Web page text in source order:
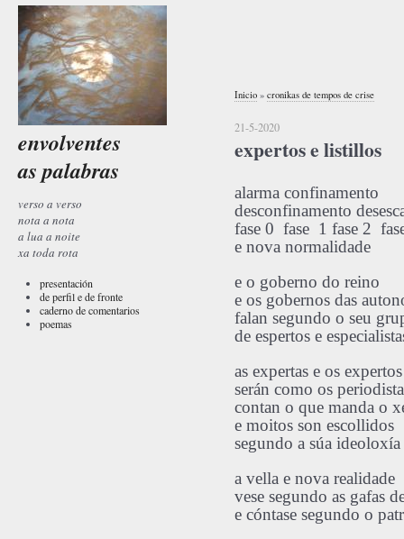
envolventes
as palabras
verso a verso
nota a nota
a lua a noite
xa toda rota
presentación
de perfil e de fronte
caderno de comentarios
poemas
Inicio » cronikas de tempos de crise
21-5-2020
expertos e listillos
alarma confinamento
desconfinamento
fase 0 fase 1 fase 2
e nova normalidade
e o goberno do reino
e os gobernos das
falan segundo o seu
de espertos e
as expertas e os expertos
serán como os
contan o que manda o
e moitos son escollidos
segundo a súa ideoloxía
a vella e nova realidade
vese segundo as gafas
e cóntase segundo o